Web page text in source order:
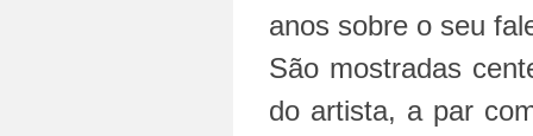
anos sobre o seu
São mostradas
do artista, a par